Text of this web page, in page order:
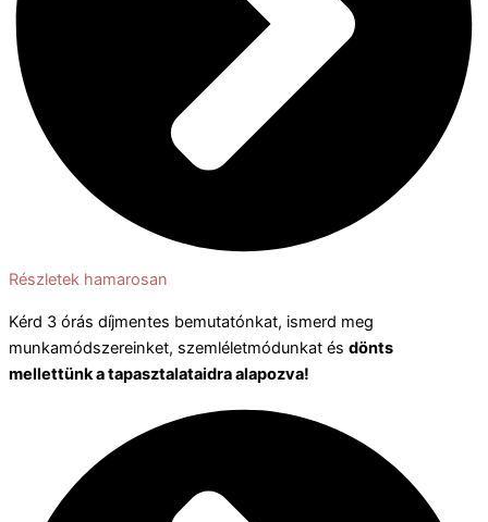
Részletek hamarosan
Kérd 3 órás díjmentes bemutatónkat, ismerd meg
munkamódszereinket, szemléletmódunkat és dönts
mellettünk a tapasztalataidra alapozva!